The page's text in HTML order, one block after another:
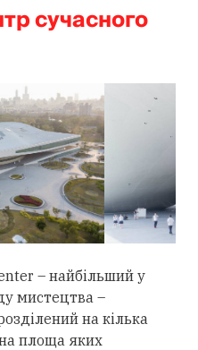
сучасного
– найбільший у
мистецтва –
на кілька
площа яких